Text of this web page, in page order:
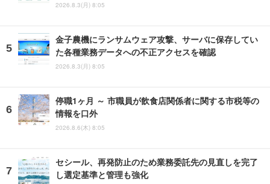
2026.8.3(月) 8:05
金子農機にランサムウェア攻撃、サーバに保存してい
た各種業務データへの不正アクセスを確認
2026.8.3(月) 8:05
停職1ヶ月 ～ 市職員が飲食店関係者に関する市税等の
情報を口外
2026.8.6(木) 8:05
セシール、再発防止のため業務委託先の見直しを完了
し選定基準と管理も強化